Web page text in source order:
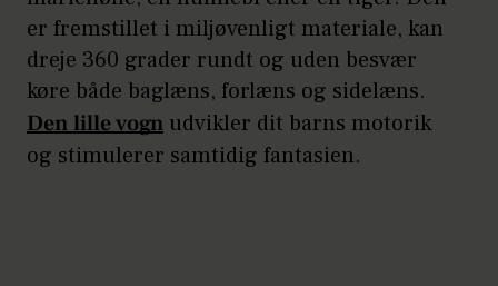
er fremstillet i miljøvenligt materiale, kan
dreje 360 grader rundt og uden besvær
køre både baglæns, forlæns og sidelæns.
Den lille vogn udvikler dit barns motorik
og stimulerer samtidig fantasien.